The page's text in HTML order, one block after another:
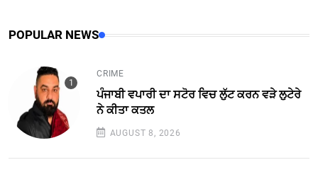
POPULAR NEWS
CRIME
ਪੰਜਾਬੀ ਵਪਾਰੀ ਦਾ ਸਟੋਰ ਵਿਚ ਲੁੱਟ ਕਰਨ ਵੜੇ ਲੁਟੇਰੇ
ਨੇ ਕੀਤਾ ਕਤਲ
AUGUST 8, 2026